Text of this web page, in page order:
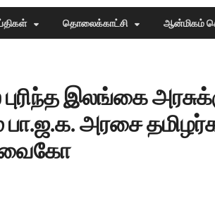
தொலைக்காட்சி ஆன்மிகம்
இலங்கை
அரசை
வைகோ